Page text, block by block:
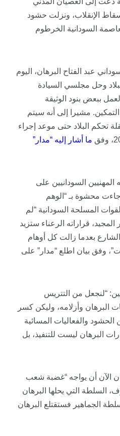
الإنقلاب، ونزلت حشود
السودانية الخرطوم
عبد الفتاح البرهان، اليوم
وحل مجلسي السيادة
ببعض بنود الوثيقة
مشيرا إلى أنه سيتم
تحكم البلاد حتى موعد إجراء
ما أشار إليه “مدار ”
السودانيين على
جاءت محشوة بـ “الوهم
المسلحة السودانية “لم
قراراته الرعناء ستزيد
بعدما زالت كل أوهام
وفق بيان اطلع “مدار” على
“لنجعل من التتريس
البرهان وأزلامه، وليكن كسر
والفعاليات المسائية
البرهان ليست للتنفيذ، بل
الآن أن يواجه “غضبة شعب
السلطة التي يحلها البرهان
الجماهير فستقتلع البرهان